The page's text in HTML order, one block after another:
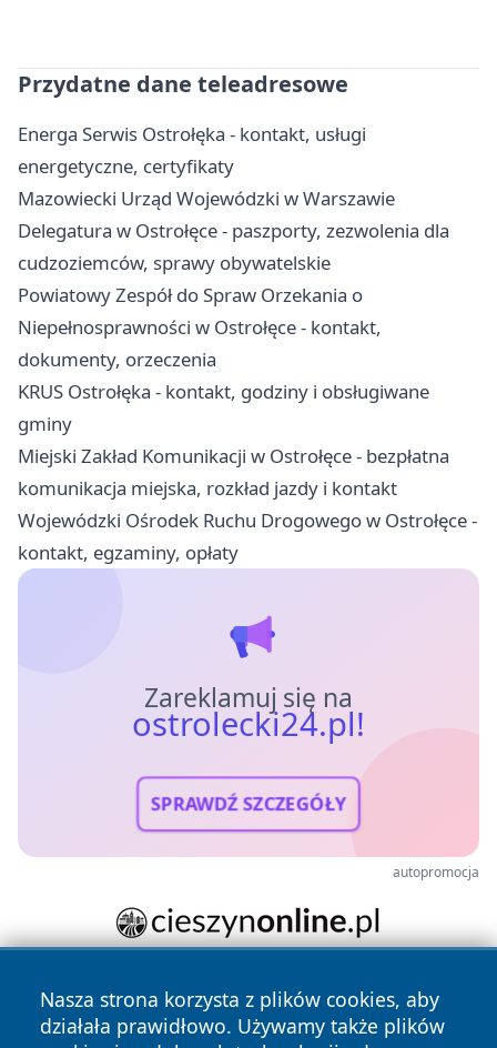
Przydatne dane teleadresowe
Energa Serwis Ostrołęka - kontakt, usługi
energetyczne, certyfikaty
Mazowiecki Urząd Wojewódzki w Warszawie
Delegatura w Ostrołęce - paszporty, zezwolenia dla
cudzoziemców, sprawy obywatelskie
Powiatowy Zespół do Spraw Orzekania o
Niepełnosprawności w Ostrołęce - kontakt,
dokumenty, orzeczenia
KRUS Ostrołęka - kontakt, godziny i obsługiwane
gminy
Miejski Zakład Komunikacji w Ostrołęce - bezpłatna
komunikacja miejska, rozkład jazdy i kontakt
Wojewódzki Ośrodek Ruchu Drogowego w Ostrołęce -
kontakt, egzaminy, opłaty
Zareklamuj się na
ostrolecki24.pl!
SPRAWDŹ SZCZEGÓŁY
autopromocja
Nasza strona korzysta z plików cookies, aby
działała prawidłowo. Używamy także plików